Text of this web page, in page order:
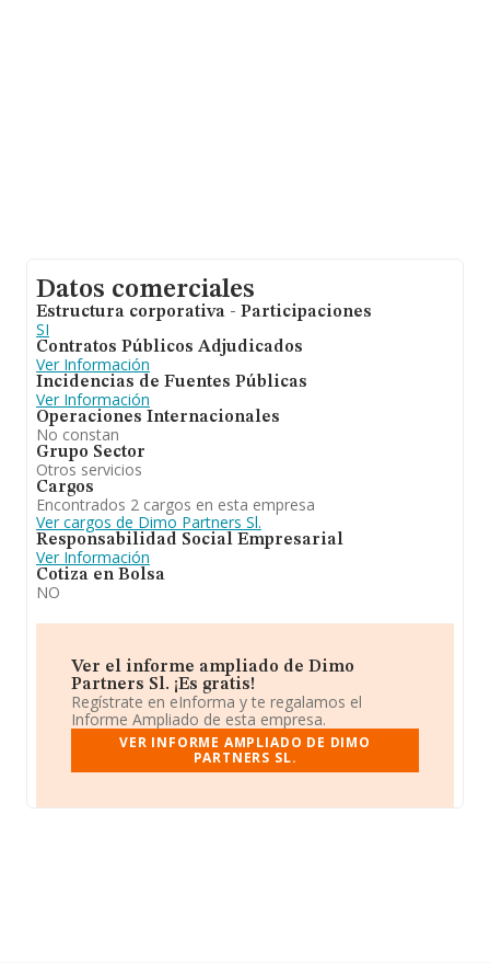
Datos comerciales
Estructura corporativa - Participaciones
SI
Contratos Públicos Adjudicados
Ver Información
Incidencias de Fuentes Públicas
Ver Información
Operaciones Internacionales
No constan
Grupo Sector
Otros servicios
Cargos
Encontrados 2 cargos en esta empresa
Ver cargos de Dimo Partners Sl.
Responsabilidad Social Empresarial
Ver Información
Cotiza en Bolsa
NO
Ver el informe ampliado de Dimo
Partners Sl. ¡Es gratis!
Regístrate en eInforma y te regalamos el
Informe Ampliado de esta empresa.
VER INFORME AMPLIADO DE DIMO
PARTNERS SL.